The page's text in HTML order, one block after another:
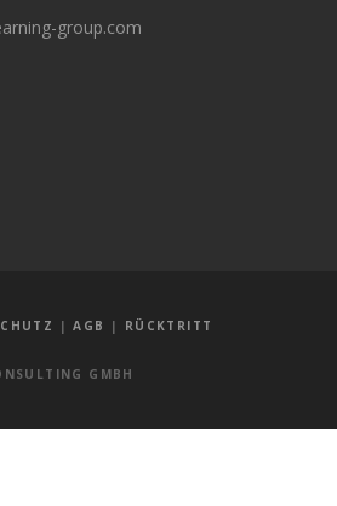
group.com
|AGB | RÜCKTRITT
GMBH